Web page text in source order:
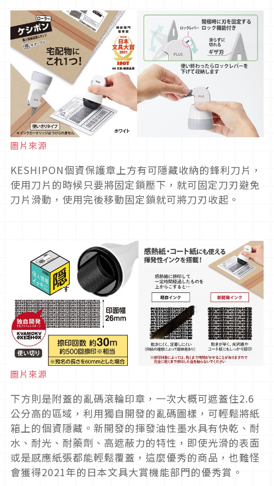
圖片來源
KESHIPON個資保護章上方有可隱藏收納的鋒利刀片，
使用刀片的時候只要將固定鎖壓下，就可固定刀刃避免
刀片滑動，使用完後移動固定鎖就可將刀刃收起。
圖片來源
下方則是附蓋的亂碼滾輪印章，一次大概可遮蓋住2.6
公分高的區域，利用獨自開發的亂碼圖樣，可輕鬆將紙
箱上的個資隱藏。新開發的揮發油性墨水具有快乾、耐
水、耐光、耐藥劑、高遮蔽力的特性，即使光滑的表面
或是感應紙張都能輕鬆覆蓋，這麼優秀的商品，也難怪
會獲得2021年的日本文具大賞機能部門的優秀賞。